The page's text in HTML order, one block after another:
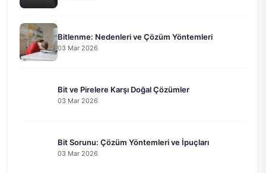
Bitlenme: Nedenleri ve Çözüm Yöntemleri
03 Mar 2026
Bit ve Pirelere Karşı Doğal Çözümler
03 Mar 2026
Bit Sorunu: Çözüm Yöntemleri ve İpuçları
03 Mar 2026